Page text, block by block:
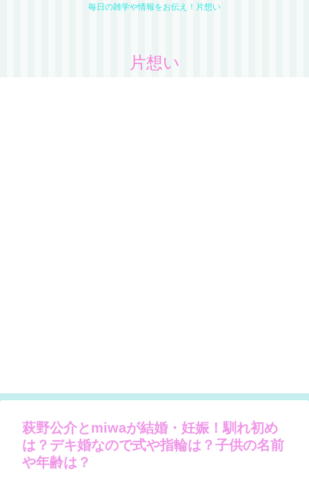
毎日の雑学や情報をお伝え！片想い
片想い
萩野公介とmiwaが結婚・妊娠！馴れ初め
は？デキ婚なので式や指輪は？子供の名前
や年齢は？